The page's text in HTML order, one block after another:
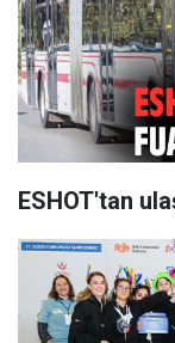
ESHOT'tan